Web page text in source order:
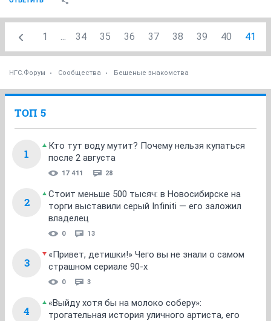
1 ... 34 35 36 37 38 39 40 41
НГС.Форум Сообщества Бешеные знакомства
ТОП 5
1
Кто тут воду мутит? Почему нельзя купаться
после 2 августа
17 411 28
2
Стоит меньше 500 тысяч: в Новосибирске на
торги выставили серый Infiniti — его заложил
владелец
0 13
3
«Привет, детишки!» Чего вы не знали о самом
страшном сериале 90-х
0 3
4
«Выйду хотя бы на молоко соберу»:
трогательная история уличного артиста, его